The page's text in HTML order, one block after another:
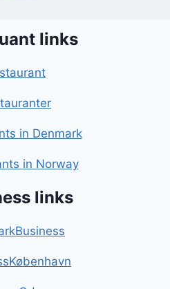
links
in Denmark
in Norway
links